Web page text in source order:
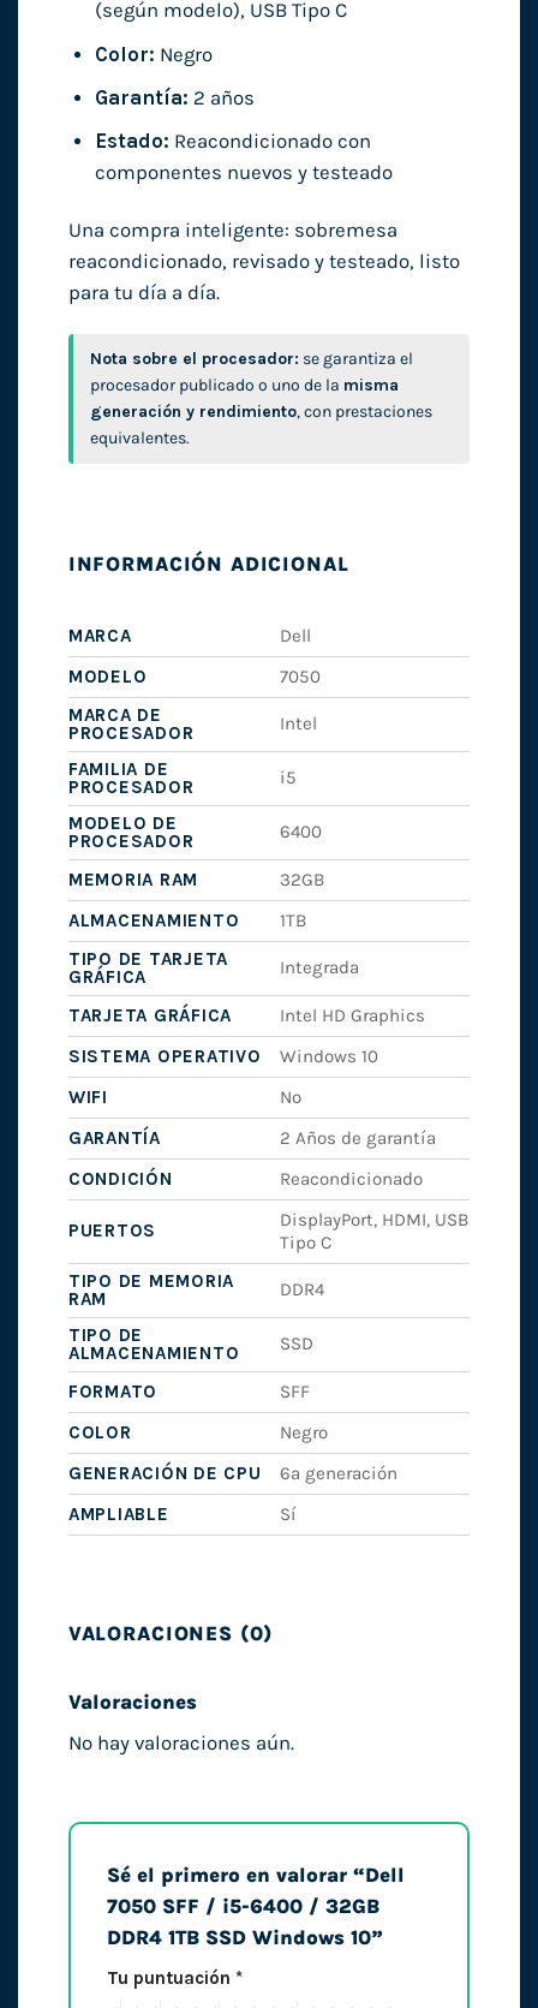
(según modelo), USB Tipo C
Color: Negro
Garantía: 2 años
Estado: Reacondicionado con
componentes nuevos y testeado
Una compra inteligente: sobremesa
reacondicionado, revisado y testeado, listo
para tu día a día.
Nota sobre el procesador: se garantiza el
procesador publicado o uno de la misma
generación y rendimiento, con prestaciones
equivalentes.
INFORMACIÓN ADICIONAL
MARCA
Dell
MODELO
7050
MARCA DE
PROCESADOR
Intel
FAMILIA DE
PROCESADOR
i5
MODELO DE
PROCESADOR
6400
MEMORIA RAM
32GB
ALMACENAMIENTO
1TB
TIPO DE TARJETA
GRÁFICA
Integrada
TARJETA GRÁFICA
Intel HD Graphics
SISTEMA OPERATIVO
Windows 10
WIFI
No
GARANTÍA
2 Años de garantía
CONDICIÓN
Reacondicionado
PUERTOS
DisplayPort, HDMI, USB
Tipo C
TIPO DE MEMORIA
RAM
DDR4
TIPO DE
ALMACENAMIENTO
SSD
FORMATO
SFF
COLOR
Negro
GENERACIÓN DE CPU
6ª generación
AMPLIABLE
Sí
VALORACIONES (0)
Valoraciones
No hay valoraciones aún.
Sé el primero en valorar “Dell
7050 SFF / i5-6400 / 32GB
DDR4 1TB SSD Windows 10”
Tu puntuación *